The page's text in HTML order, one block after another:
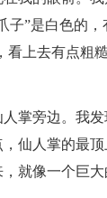
”是白色的
看上去有点粗
掌旁边。我
仙人掌的最
就像一个巨大